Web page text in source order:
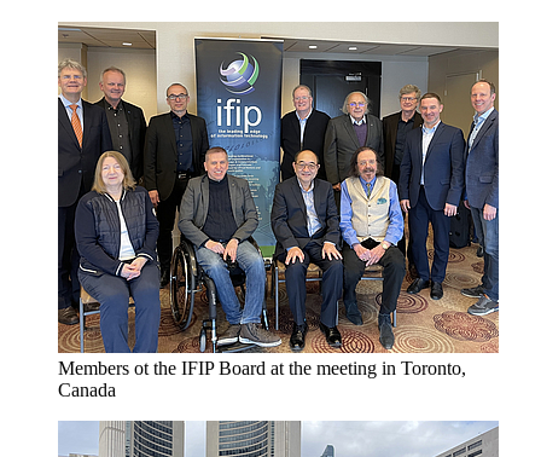
Members ot the IFIP Board at the meeting in Toronto,
Canada